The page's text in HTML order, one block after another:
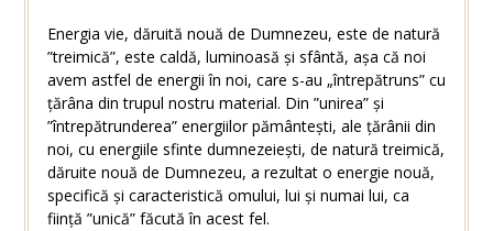
Energia vie, dăruită nouă de Dumnezeu, este de natură
”treimică”, este caldă, luminoasă și sfântă, așa că noi
avem astfel de energii în noi, care s-au „întrepătruns” cu
țărâna din trupul nostru material. Din ”unirea” și
”întrepătrunderea” energiilor pământești, ale țărânii din
noi, cu energiile sfinte dumnezeiești, de natură treimică,
dăruite nouă de Dumnezeu, a rezultat o energie nouă,
specifică și caracteristică omului, lui și numai lui, ca
ființă ”unică” făcută în acest fel.